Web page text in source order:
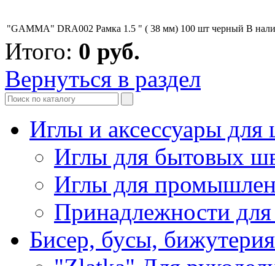
"GAMMA" DRA002 Рамка 1.5 " ( 38 мм) 100 шт черный В
Итого: 0 руб.
Вернуться в раздел
Иглы и аксессуары
Иглы для бытовых
Иглы для
Принадлежности
Бисер, бусы, бижутерия